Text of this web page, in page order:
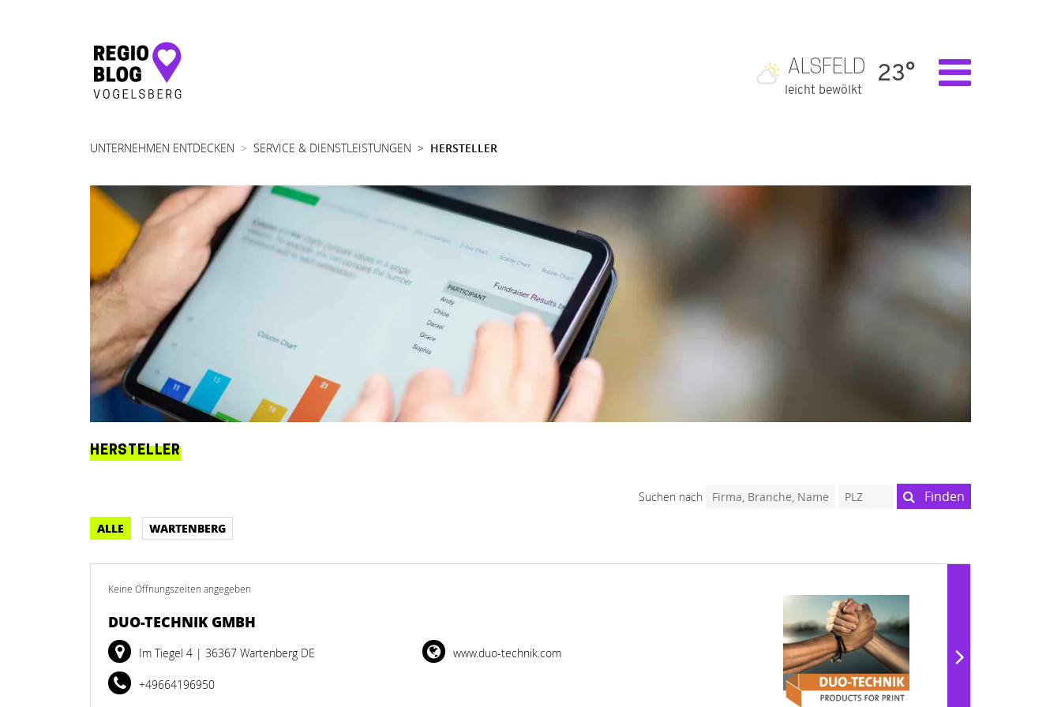
Hauptnavigation
ALSFELD
leicht bewölkt
23°
UNTERNEHMEN ENTDECKEN SERVICE & DIENSTLEISTUNGEN HERSTELLER
HERSTELLER
Suchen nach Finden
ALLE WARTENBERG
Keine Öffnungszeiten angegeben
DUO-TECHNIK GMBH
Im Tiegel 4 | 36367 Wartenberg DE
+49664196950
www.duo-technik.com